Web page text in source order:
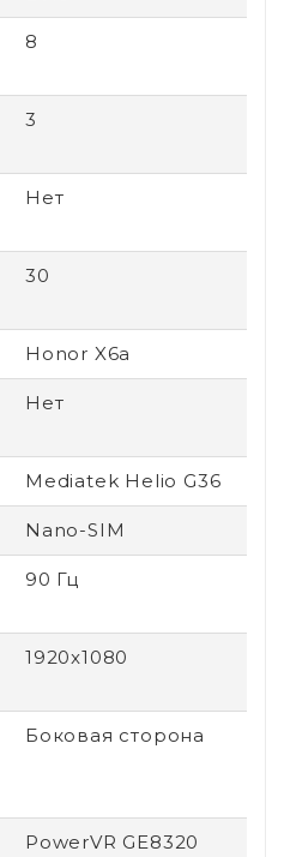
8
3
Нет
30
Honor X6a
Нет
Mediatek Helio G36
Nano-SIM
90 Гц
1920x1080
Боковая сторона
PowerVR GE8320